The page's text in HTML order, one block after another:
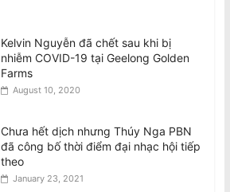
Kelvin Nguyễn đã chết sau khi bị
nhiễm COVID-19 tại Geelong Golden
Farms
August 10, 2020
Chưa hết dịch nhưng Thúy Nga PBN
đã công bố thời điểm đại nhạc hội tiếp
theo
January 23, 2021